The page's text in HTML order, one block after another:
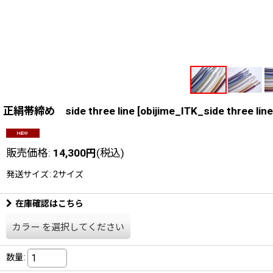
正絹帯締め side three line [obijime_ITK_side three line
販売価格: 14,300円(税込)
発送サイズ: 2サイズ
在庫確認はこちら
カラー を選択してください
数量: